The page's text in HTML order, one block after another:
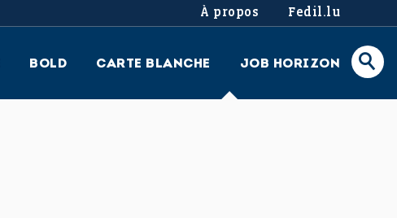
À propos Fedil.lu
BOLD CARTE BLANCHE JOB HORIZON